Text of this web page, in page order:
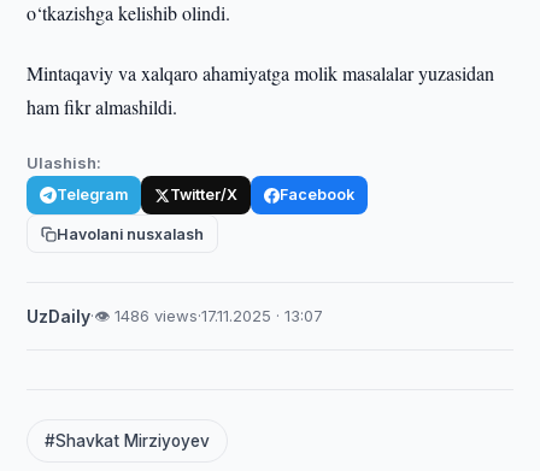
o‘tkazishga kelishib olindi.
Mintaqaviy va xalqaro ahamiyatga molik masalalar yuzasidan
ham fikr almashildi.
Ulashish:
Telegram Twitter/X Facebook
Havolani nusxalash
UzDaily·👁 1486 views·17.11.2025 · 13:07
#Shavkat Mirziyoyev